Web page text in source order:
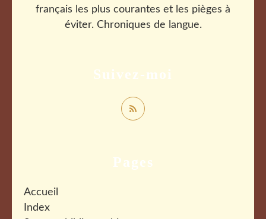
Pages
Accueil
Index
Suivez-moi
français les plus courantes et les pièges à
éviter. Chroniques de langue.